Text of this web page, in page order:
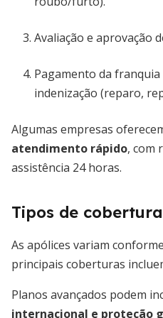
Avaliação e aprovação
Pagamento da
indenização (reparo,
Algumas empresas
atendimento rápido, com
assistência 24 horas.
Tipos de
As apólices variam
principais coberturas
Planos avançados podem
internacional e proteção